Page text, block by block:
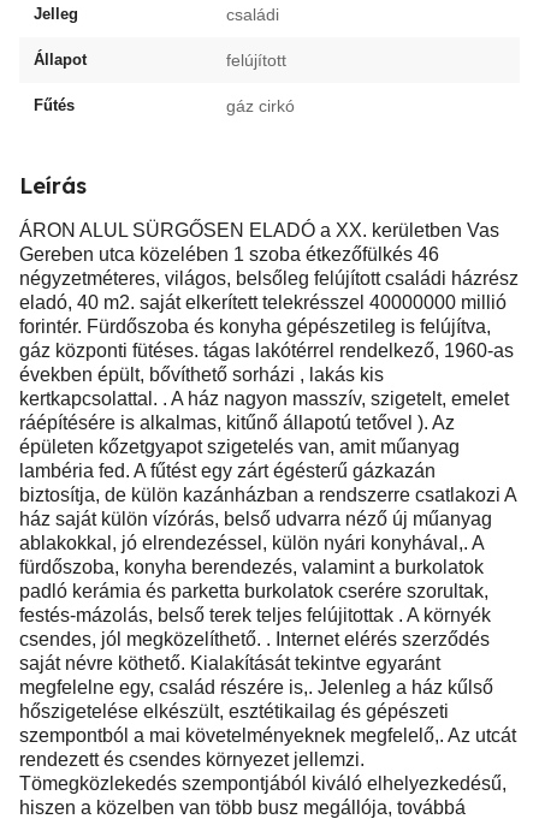
Jelleg családi
Állapot felújított
Fűtés gáz cirkó
Leírás
ÁRON ALUL SÜRGŐSEN ELADÓ a XX. kerületben Vas
Gereben utca közelében 1 szoba étkezőfülkés 46
négyzetméteres, világos, belsőleg felújított családi házrész
eladó, 40 m2. saját elkerített telekrésszel 40000000 millió
forintér. Fürdőszoba és konyha gépészetileg is felújítva,
gáz központi fütéses. tágas lakótérrel rendelkező, 1960-as
években épült, bővíthető sorházi , lakás kis
kertkapcsolattal. . A ház nagyon masszív, szigetelt, emelet
ráépítésére is alkalmas, kitűnő állapotú tetővel ). Az
épületen kőzetgyapot szigetelés van, amit műanyag
lambéria fed. A fűtést egy zárt égésterű gázkazán
biztosítja, de külön kazánházban a rendszerre csatlakozi A
ház saját külön vízórás, belső udvarra néző új műanyag
ablakokkal, jó elrendezéssel, külön nyári konyhával,. A
fürdőszoba, konyha berendezés, valamint a burkolatok
padló kerámia és parketta burkolatok cserére szorultak,
festés-mázolás, belső terek teljes felújitottak . A környék
csendes, jól megközelíthető. . Internet elérés szerződés
saját névre köthető. Kialakítását tekintve egyaránt
megfelelne egy, család részére is,. Jelenleg a ház kűlső
hőszigetelése elkészült, esztétikailag és gépészeti
szempontból a mai követelményeknek megfelelő,. Az utcát
rendezett és csendes környezet jellemzi.
Tömegközlekedés szempontjából kiváló elhelyezkedésű,
hiszen a közelben van több busz megállója, továbbá